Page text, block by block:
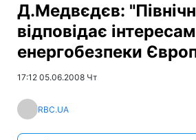
Д.Медвєдєв:
відповідає інтересам
енергобезпеки
17:12 05.06.2008 Чт
RBC.UA